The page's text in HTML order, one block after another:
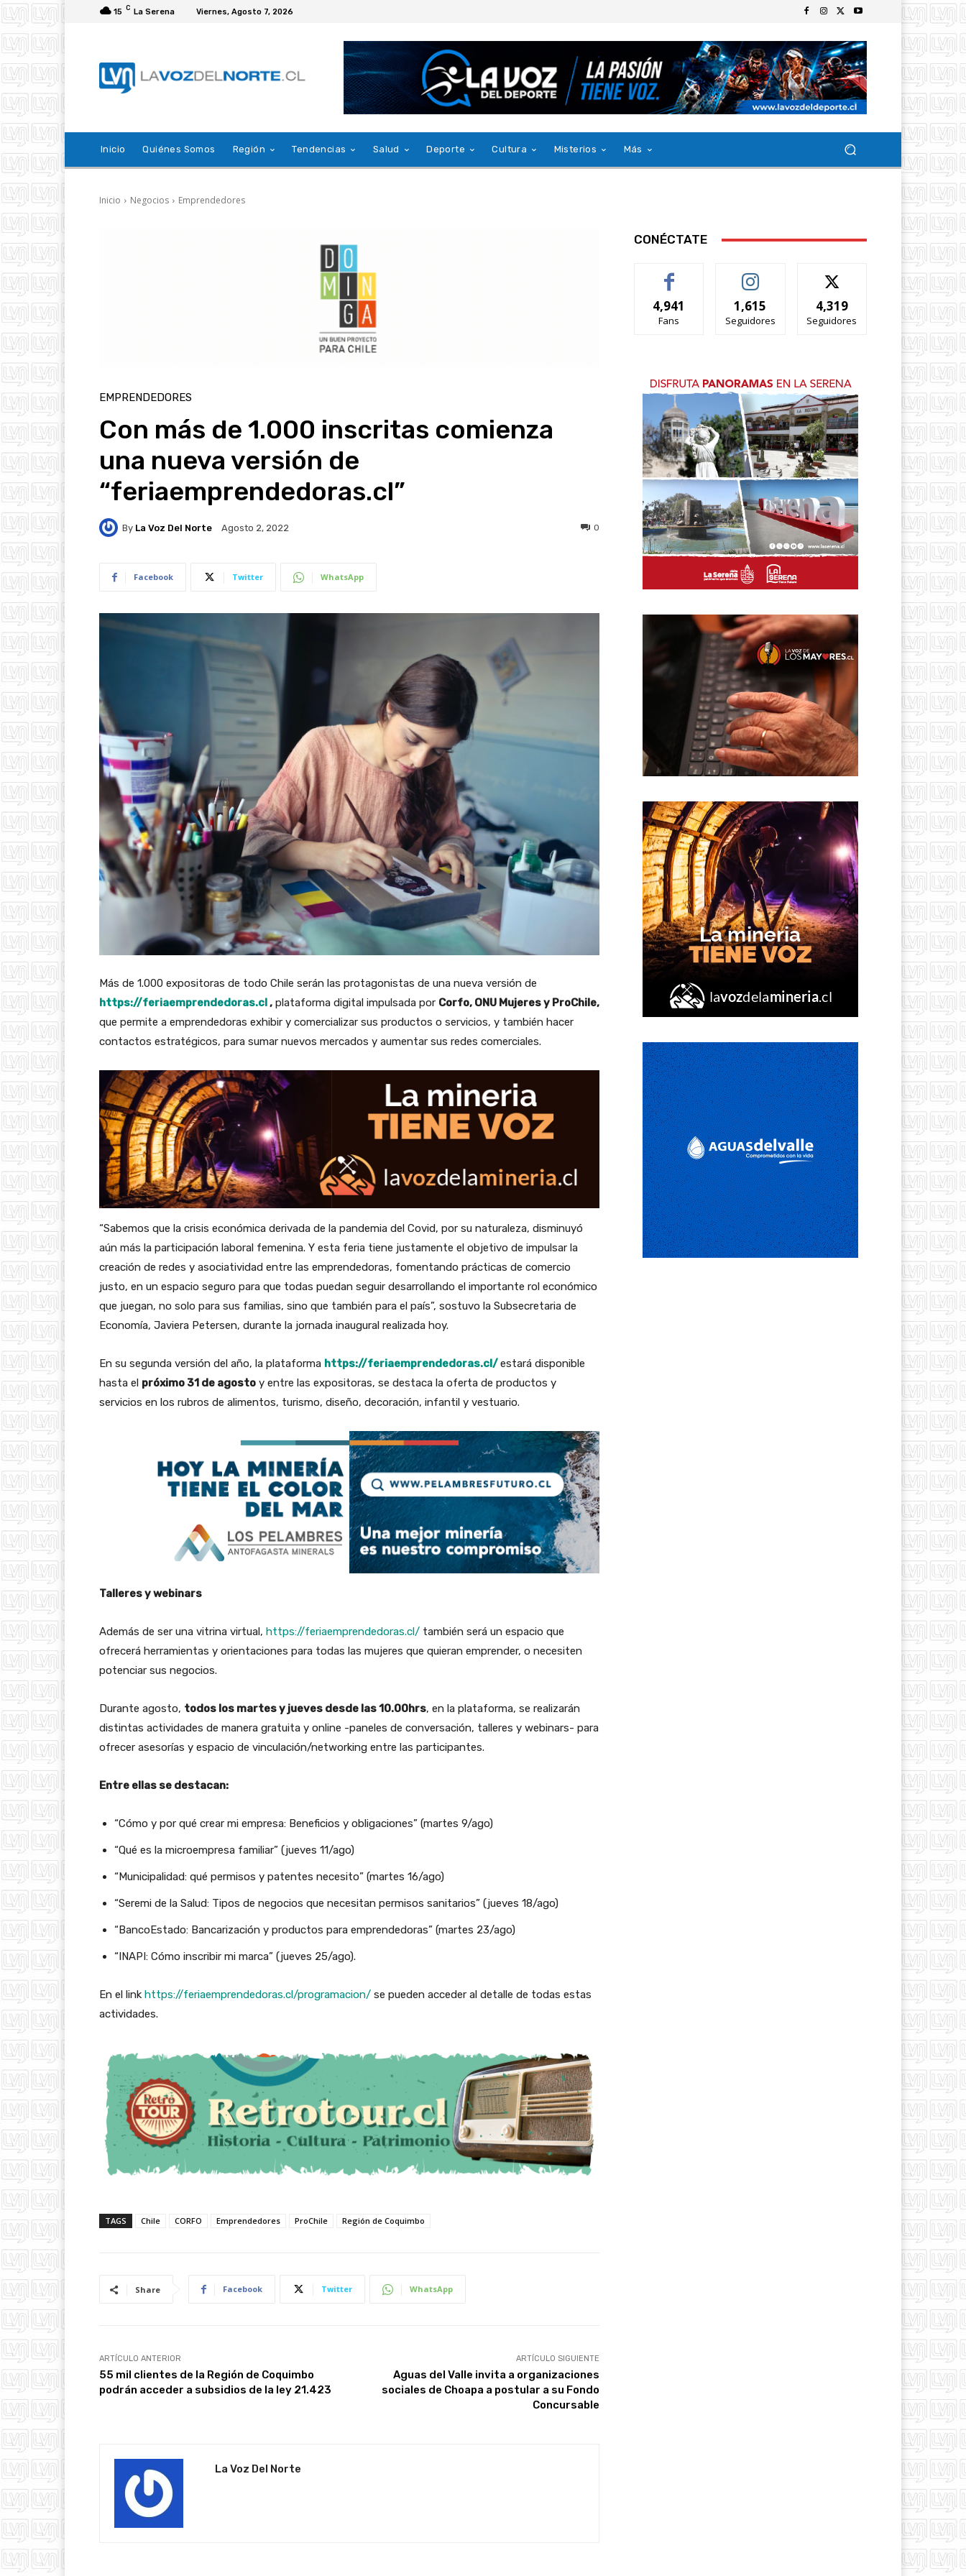
15 C La Serena Viernes, Agosto 7, 2026
Inicio Quiénes Somos Región Tendencias Salud Deporte Cultura Misterios Más
Inicio Negocios Emprendedores
EMPRENDEDORES
Con más de 1.000 inscritas comienza
una nueva versión de
“feriaemprendedoras.cl”
By La Voz Del Norte Agosto 2, 2022 0
Facebook Twitter WhatsApp
Más de 1.000 expositoras de todo Chile serán las protagonistas de una nueva versión de
https://feriaemprendedoras.cl, plataforma digital impulsada por Corfo, ONU Mujeres y ProChile,
que permite a emprendedoras exhibir y comercializar sus productos o servicios, y también hacer
contactos estratégicos, para sumar nuevos mercados y aumentar sus redes comerciales.
“Sabemos que la crisis económica derivada de la pandemia del Covid, por su naturaleza, disminuyó
aún más la participación laboral femenina. Y esta feria tiene justamente el objetivo de impulsar la
creación de redes y asociatividad entre las emprendedoras, fomentando prácticas de comercio
justo, en un espacio seguro para que todas puedan seguir desarrollando el importante rol económico
que juegan, no solo para sus familias, sino que también para el país”, sostuvo la Subsecretaria de
Economía, Javiera Petersen, durante la jornada inaugural realizada hoy.
En su segunda versión del año, la plataforma https://feriaemprendedoras.cl/estará disponible
hasta el próximo 31 de agosto y entre las expositoras, se destaca la oferta de productos y
servicios en los rubros de alimentos, turismo, diseño, decoración, infantil y vestuario.
Talleres y webinars
Además de ser una vitrina virtual, https://feriaemprendedoras.cl/ también será un espacio que
ofrecerá herramientas y orientaciones para todas las mujeres que quieran emprender, o necesiten
potenciar sus negocios.
Durante agosto, todos los martes y jueves desde las 10.00hrs, en la plataforma, se realizarán
distintas actividades de manera gratuita y online -paneles de conversación, talleres y webinars- para
ofrecer asesorías y espacio de vinculación/networking entre las participantes.
Entre ellas se destacan:
“Cómo y por qué crear mi empresa: Beneficios y obligaciones” (martes 9/ago)
“Qué es la microempresa familiar” (jueves 11/ago)
“Municipalidad: qué permisos y patentes necesito” (martes 16/ago)
“Seremi de la Salud: Tipos de negocios que necesitan permisos sanitarios” (jueves 18/ago)
“BancoEstado: Bancarización y productos para emprendedoras” (martes 23/ago)
“INAPI: Cómo inscribir mi marca” (jueves 25/ago).
En el link https://feriaemprendedoras.cl/programacion/ se pueden acceder al detalle de todas estas
actividades.
TAGS Chile CORFO Emprendedores ProChile Región de Coquimbo
Share Facebook Twitter WhatsApp
ARTÍCULO ANTERIOR
55 mil clientes de la Región de Coquimbo
podrán acceder a subsidios de la ley 21.423
ARTÍCULO SIGUIENTE
Aguas del Valle invita a organizaciones
sociales de Choapa a postular a su Fondo
Concursable
La Voz Del Norte
CONÉCTATE
4,941
Fans
1,615
Seguidores
4,319
Seguidores